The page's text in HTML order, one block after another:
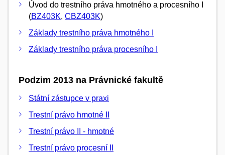
Úvod do trestního práva hmotného a procesního I
(BZ403K, CBZ403K)
Základy trestního práva hmotného I
Základy trestního práva procesního I
Podzim 2013 na Právnické fakultě
Státní zástupce v praxi
Trestní právo hmotné II
Trestní právo II - hmotné
Trestní právo procesní II